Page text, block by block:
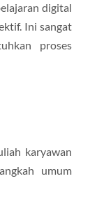
digital
Ini sangat
proses
karyawan
umum